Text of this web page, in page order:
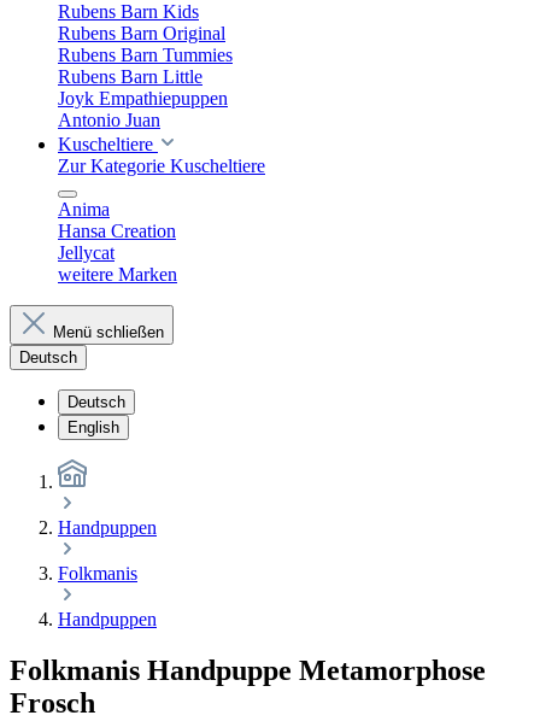
Rubens Barn Kids
Rubens Barn Original
Rubens Barn Tummies
Rubens Barn Little
Joyk Empathiepuppen
Antonio Juan
Kuscheltiere
Zur Kategorie Kuscheltiere
Anima
Hansa Creation
Jellycat
weitere Marken
Menü schließen
Deutsch
Deutsch
English
Handpuppen
Folkmanis
Handpuppen
Folkmanis Handpuppe Metamorphose
Frosch